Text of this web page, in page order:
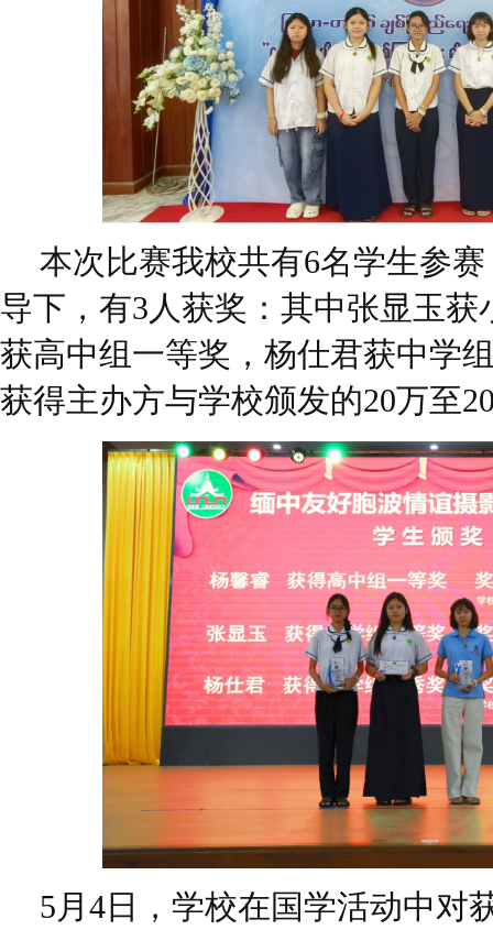
本次比赛我校共有6名学生参
导下，有3人获奖：其中张显玉
获高中组一等奖，杨仕君获中学
获得主办方与学校颁发的20万至
5月4日，学校在国学活动中对